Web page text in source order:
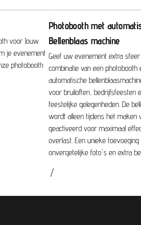
een goed gevoel geven
uw evenement.
product goedkoper worden
stijgt. Helaas zien wij bij onze
gebeuren.
voor Jouw
je evenement
photobooth
Photobooth met
Bellenblaas machine
Geef uw evenement extra
combinatie van een photobooth
automatische
voor bruiloften, bedrijfsfeesten
feestelijke gelegenheden. De
wordt alleen tijdens het maken
geactiveerd voor maximaal
overlast. Een unieke
onvergetelijke foto's en extra
/